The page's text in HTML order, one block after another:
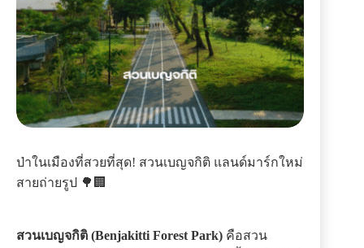
ป่าในเมืองที่สวยที่สุด! สวนเบญจกิติ แลนด์มาร์กใหม่
สายถ่ายรูป 🌳🏢
สวนเบญจกิติ (Benjakitti Forest Park) คือสวน